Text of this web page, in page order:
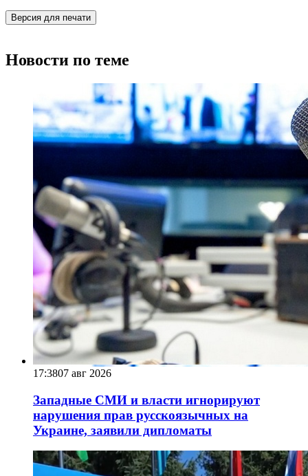
Версия для печати
Новости по теме
17:3807 авг 2026
Западные СМИ и власти игнорируют
нарушения прав русскоязычных на
Украине, заявили дипломаты